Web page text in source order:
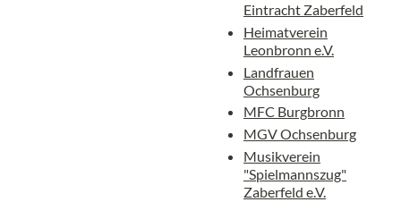
Eintracht Zaberfeld
Heimatverein
Leonbronn e.V.
Landfrauen
Ochsenburg
MFC Burgbronn
MGV Ochsenburg
Musikverein
"Spielmannszug"
Zaberfeld e.V.